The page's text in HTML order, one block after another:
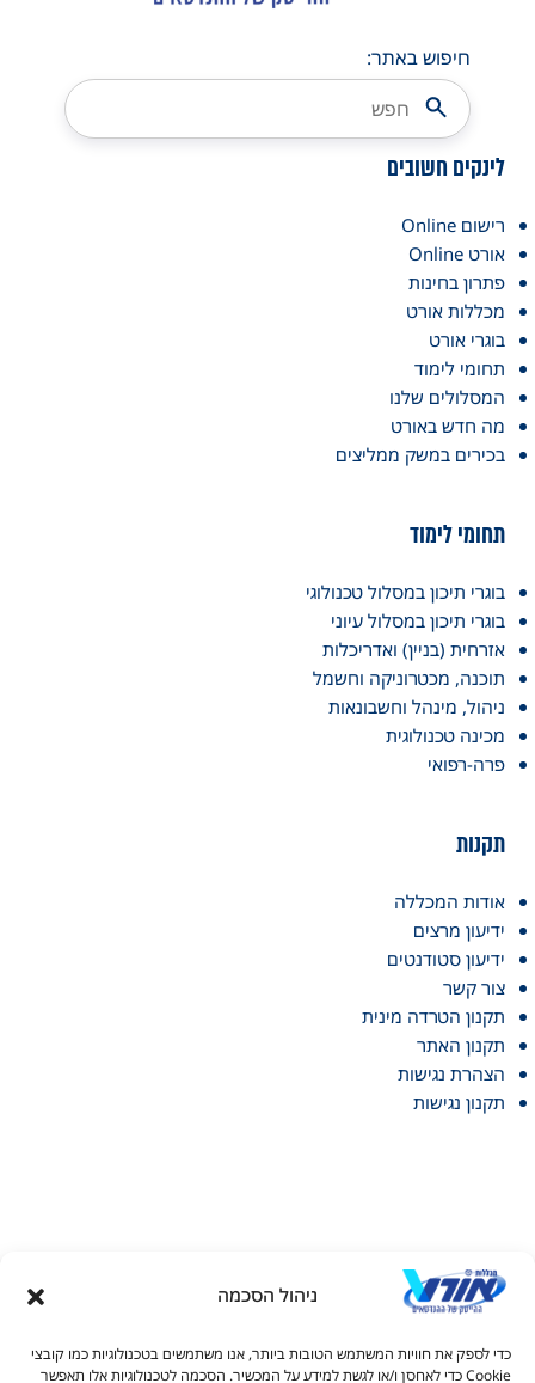
ניהול הסכמה
כדי לספק את חוויות המשתמש הטובות ביותר, אנו משתמשים בטכנולוגיות כמו קובצי
Cookie כדי לאחסן ו/או לגשת למידע על המכשיר. הסכמה לטכנולוגיות אלו תאפשר
חיפוש באתר:
לינקים חשובים
רישום Online
אורט Online
פתרון בחינות
מכללות אורט
בוגרי אורט
תחומי לימוד
המסלולים שלנו
מה חדש באורט
בכירים במשק ממליצים
תחומי לימוד
בוגרי תיכון במסלול טכנולוגי
בוגרי תיכון במסלול עיוני
אזרחית (בניין) ואדריכלות
תוכנה, מכטרוניקה וחשמל
ניהול, מינהל וחשבונאות
מכינה טכנולוגית
פרה-רפואי
תקנות
אודות המכללה
ידיעון מרצים
ידיעון סטודנטים
צור קשר
תקנון הטרדה מינית
תקנון האתר
הצהרת נגישות
תקנון נגישות
טקסט
טקסט